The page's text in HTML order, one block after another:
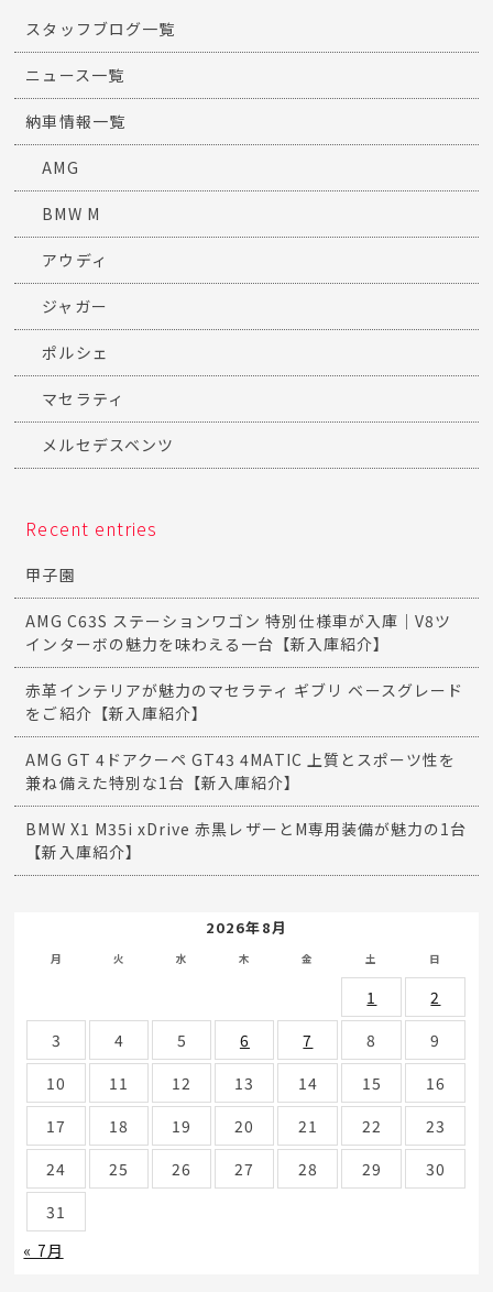
スタッフブログ一覧
ニュース一覧
納車情報一覧
AMG
BMW M
アウディ
ジャガー
ポルシェ
マセラティ
メルセデスベンツ
Recent entries
甲子園
AMG C63S ステーションワゴン 特別仕様車が入庫｜V8ツ
インターボの魅力を味わえる一台【新入庫紹介】
赤革インテリアが魅力のマセラティ ギブリ ベースグレード
をご紹介【新入庫紹介】
AMG GT 4ドアクーペ GT43 4MATIC 上質とスポーツ性を
兼ね備えた特別な1台【新入庫紹介】
BMW X1 M35i xDrive 赤黒レザーとM専用装備が魅力の1台
【新入庫紹介】
2026年8月
月 火 水 木 金 土 日
1
2
3
4 5 6 7 8
9
10
11 12 13 14 15
16
17
18 19 20 21 22
23
24
25 26 27 28 29
30
31
« 7月